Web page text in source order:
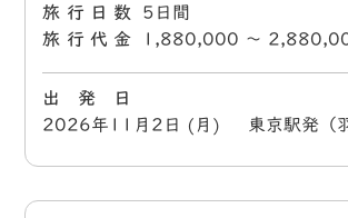
旅行日数
5日間
旅行代金
1,880,000 〜
出 発 日
2026年11月2日 (月) 東京駅発（羽